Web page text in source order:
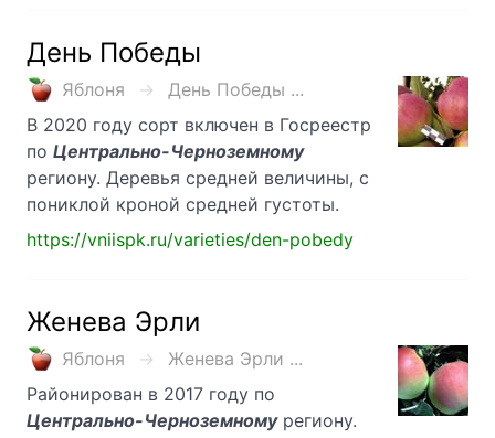
День Победы
Яблоня
День Победы ...
В 2020 году сорт включен в Госреестр
по Центрально-Черноземному
региону. Деревья средней величины, с
пониклой кроной средней густоты.
https://vniispk.ru/varieties/den-pobedy
Женева Эрли
Яблоня
Женева Эрли ...
Районирован в 2017 году по
Центрально-Черноземномурегиону.